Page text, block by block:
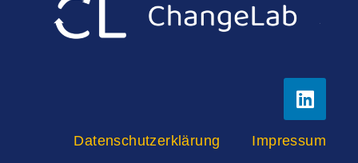
Datenschutzerklärung Impressum